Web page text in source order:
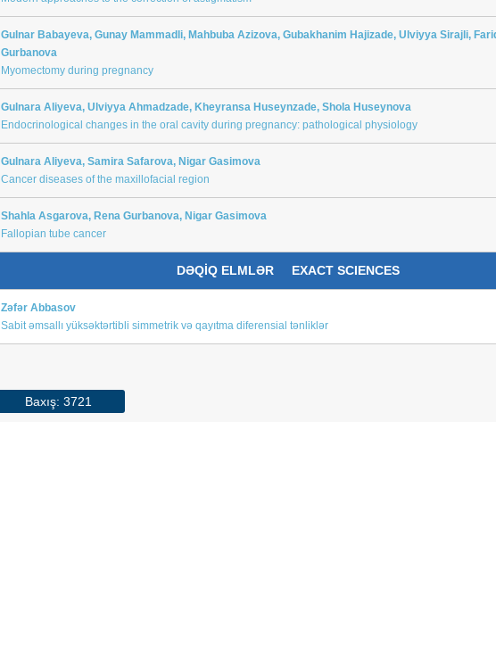
Gulnar Babayeva, Gunay Mammadli, Mahbuba Azizova, Gubakhanim Hajizade, Ulviyya Sirajli,
Gurbanova
Myomectomy during pregnancy
Gulnara Aliyeva, Ulviyya Ahmadzade, Kheyransa Huseynzade, Shola Huseynova
Endocrinological changes in the oral cavity during pregnancy: pathological physiology
Gulnara Aliyeva, Samira Safarova, Nigar Gasimova
Cancer diseases of the maxillofacial region
Shahla Asgarova, Rena Gurbanova, Nigar Gasimova
Fallopian tube cancer
DƏQİQ ELMLƏR EXACT SCIENCES
Zəfər Abbasov
Sabit əmsallı yüksəktərtibli simmetrik və qayıtma diferensial tənliklər
Baxış: 3721